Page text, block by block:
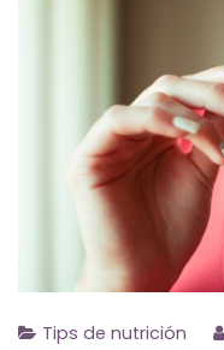
Tips de nutrición